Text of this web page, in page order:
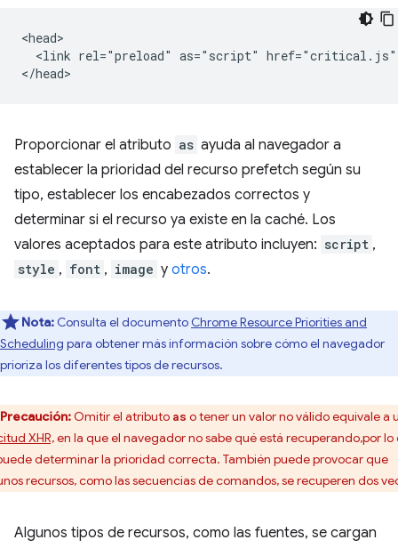
<head>
<link rel="preload" as="script"
Proporcionar el atributo as ayuda al navegador a
establecer la prioridad del recurso prefetch según su
tipo, establecer los encabezados correctos y
determinar si el recurso ya existe en la caché. Los
valores aceptados para este atributo incluyen: script ,
style , font , image y otros.
Nota: Consulta el documento Chrome Resource Priorities and
Scheduling para obtener más información sobre cómo el navegador
prioriza los diferentes tipos de recursos.
Precaución:Omitir el atributo as o tener un valor no válido equivale a
XHR,en la que el navegador no sabe qué está recuperando,por lo
determinar la prioridad correcta. También puede provocar que
recursos, como las secuencias de comandos, se recuperen dos
Algunos tipos de recursos, como las fuentes, se cargan